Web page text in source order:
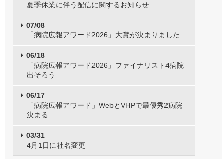
夏季休業に伴う配信に関するお知らせ
07/08
「病院広報アワード2026」大賞が決まりました
06/18
「病院広報アワード2026」ファイナリスト4病院
出そろう
06/17
「病院広報アワード」WebとVHPで最優秀2病院
決まる
03/31
4月1日に社名変更